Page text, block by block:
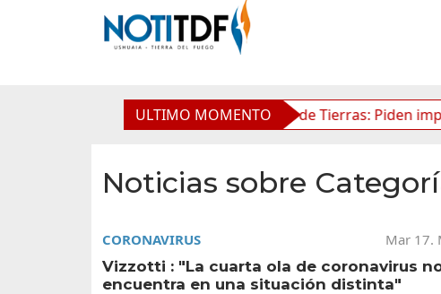
ULTIMO MOMENTO
Ley de Tierras: Piden impugnar al
Noticias sobre
CORONAVIRUS
Mar 17.
Vizzotti : "La cuarta ola de coronavirus
encuentra en una situación distinta"